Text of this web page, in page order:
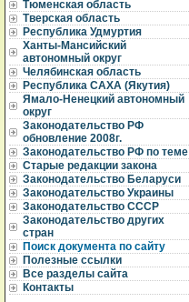
Тюменская область
Тверская область
Республика Удмуртия
Ханты-Мансийский
автономный округ
Челябинская область
Республика САХА (Якутия)
Ямало-Ненецкий автономный
округ
Законодательство РФ
обновление 2008г.
Законодательство РФ по теме
Старые редакции закона
Законодательство Беларуси
Законодательство Украины
Законодательство СССР
Законодательство других
стран
Поиск документа по сайту
Полезные ссылки
Все разделы сайта
Контакты